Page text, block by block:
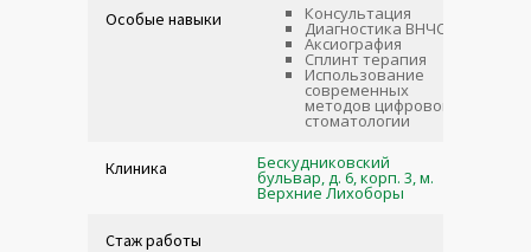
Особые навыки Консультация
Диагностика ВНЧС
Аксиография
Сплинт терапия
Использование
современных
методов цифровой
стоматологии
Клиника Бескудниковский
бульвар, д. 6, корп. 3, м.
Верхние Лихоборы
Стаж работы